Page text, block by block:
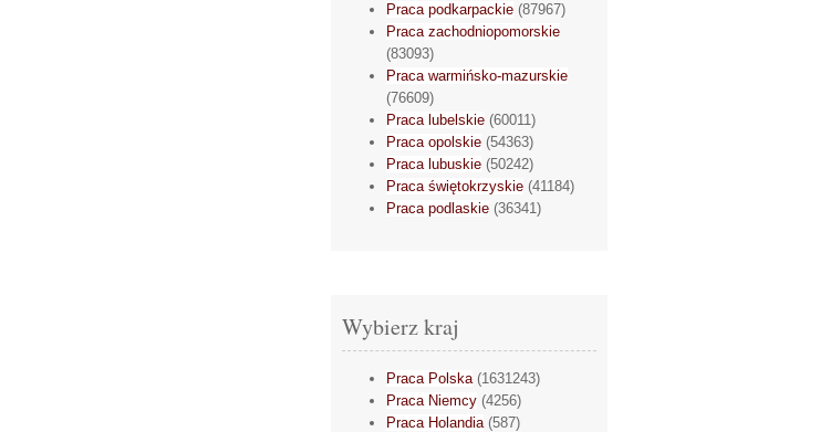
Praca podkarpackie (87967)
Praca zachodniopomorskie
(83093)
Praca warmińsko-mazurskie
(76609)
Praca lubelskie (60011)
Praca opolskie (54363)
Praca lubuskie (50242)
Praca świętokrzyskie (41184)
Praca podlaskie (36341)
Wybierz kraj
Praca Polska(1631243)
Praca Niemcy (4256)
Praca Holandia(587)